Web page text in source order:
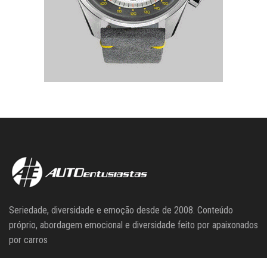
Seriedade, diversidade e emoção desde de 2008. Conteúdo
próprio, abordagem emocional e diversidade feito por apaixonados
por carros